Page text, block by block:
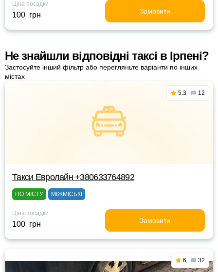
Ціна посадки
100 грн Замовити
Не знайшли відповідні таксі в Ірпені?
Застосуйте інший фільтр або перегляньте варіанти по інших
містах
5.3 12
Такси Евролайн +380633764892
ПО МІСТУ МІЖМІСЬКІ
Ціна посадки
100 грн Замовити
6 32